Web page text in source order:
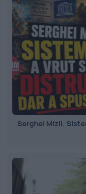
Serghei Mizil.